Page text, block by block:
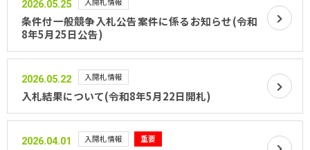
2026.05.25
条件付一般競争入札公告案件に係るお知らせ(令和
8年5月25日公告)
2026.05.22 入開札情報
入札結果について(令和8年5月22日開札)
2026.04.01 入開札情報